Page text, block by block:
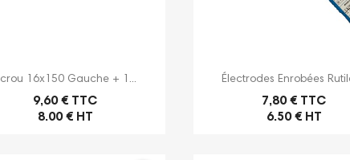
 Aperçu rapide
16x150 Gauche + 1...
9,60 € TTC
8.00 € HT
Aperçu rapide
Électrodes Enrobées
7,80 € TTC
6.50 € HT